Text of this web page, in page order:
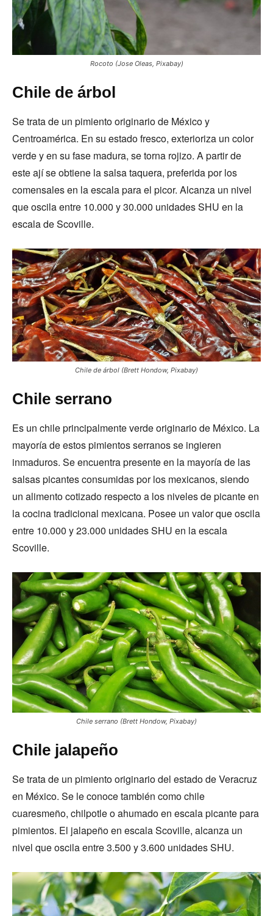
Rocoto (Jose Oleas, Pixabay)
Chile de árbol
Se trata de un pimiento originario de México y
Centroamérica. En su estado fresco, exterioriza un color
verde y en su fase madura, se torna rojizo. A partir de
este ají se obtiene la salsa taquera, preferida por los
comensales en la escala para el picor. Alcanza un nivel
que oscila entre 10.000 y 30.000 unidades SHU en la
escala de Scoville.
Chile de árbol (Brett Hondow, Pixabay)
Chile serrano
Es un chile principalmente verde originario de México. La
mayoría de estos pimientos serranos se ingieren
inmaduros. Se encuentra presente en la mayoría de las
salsas picantes consumidas por los mexicanos, siendo
un alimento cotizado respecto a los niveles de picante en
la cocina tradicional mexicana. Posee un valor que oscila
entre 10.000 y 23.000 unidades SHU en la escala
Scoville.
Chile serrano (Brett Hondow, Pixabay)
Chile jalapeño
Se trata de un pimiento originario del estado de Veracruz
en México. Se le conoce también como chile
cuaresmeño, chilpotle o ahumado en escala picante para
pimientos. El jalapeño en escala Scoville, alcanza un
nivel que oscila entre 3.500 y 3.600 unidades SHU.